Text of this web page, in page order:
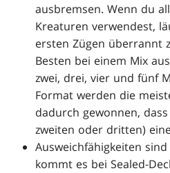
ausbremsen. Wenn du
Kreaturen verwendest,
ersten Zügen überrannt
Besten bei einem Mix
zwei, drei, vier und fünf
Format werden die
dadurch gewonnen,
zweiten oder dritten)
Ausweichfähigkeiten
kommt es bei Sealed-